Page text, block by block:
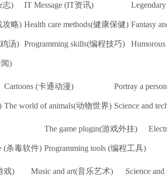
志) IT Message (IT资讯)
攻略) Health care methods(健康保健) Fantasy
汤) Programming skills(编程技巧)
)
Cartoons (卡通动漫) Portray a
The world of animals(动物世界) Science and
The game plugin(游戏外挂)
(杀毒软件) Programming tools (编程工具)
戏) Music and art(音乐艺术) Science